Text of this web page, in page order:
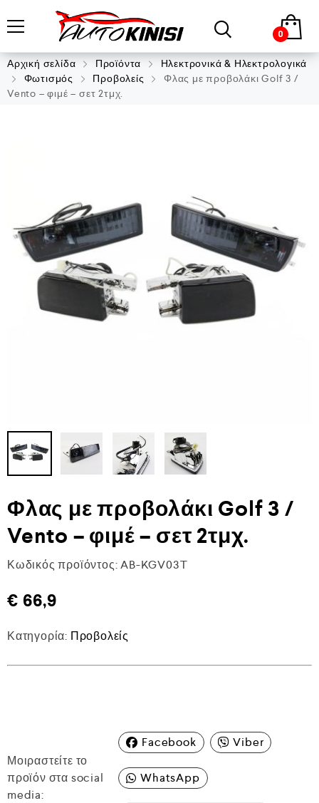
0
Αρχική σελίδα Προϊόντα
Ηλεκτρονικά & Ηλεκτρολογικά
Φωτισμός
Προβολείς
Φλας με προβολάκι Golf 3 /
Vento – φιμέ – σετ 2τμχ.
Φλας με προβολάκι Golf 3 /
Vento – φιμέ – σετ 2τμχ.
Κωδικός προϊόντος: AB-KGV03T
€ 66,9
Κατηγορία: Προβολείς
Μοιραστείτε το
προϊόν στα social
media:
Facebook Viber
WhatsApp